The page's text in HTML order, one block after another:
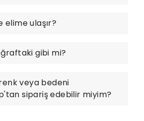
elime ulaşır?
gibi mi?
veya bedeni
sipariş edebilir miyim?